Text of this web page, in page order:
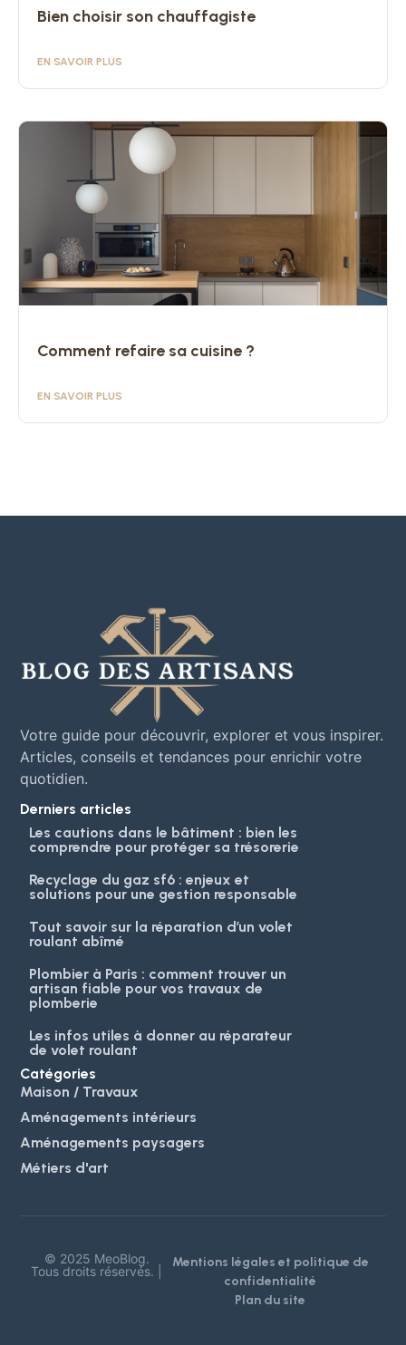
Bien choisir son chauffagiste
EN SAVOIR PLUS
Comment refaire sa cuisine ?
EN SAVOIR PLUS
Votre guide pour découvrir, explorer et vous inspirer.
Articles, conseils et tendances pour enrichir votre
quotidien.
Derniers articles
Les cautions dans le bâtiment : bien les
comprendre pour protéger sa trésorerie
Recyclage du gaz sf6 : enjeux et
solutions pour une gestion responsable
Tout savoir sur la réparation d’un volet
roulant abîmé
Plombier à Paris : comment trouver un
artisan fiable pour vos travaux de
plomberie
Les infos utiles à donner au réparateur
de volet roulant
Catégories
Maison / Travaux
Aménagements intérieurs
Aménagements paysagers
Métiers d'art
© 2025 MeoBlog.
Tous droits réservés. |
Mentions légales et politique de
confidentialité
Plan du site